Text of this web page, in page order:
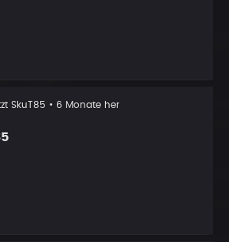
SkuT85 • 6 Monate her